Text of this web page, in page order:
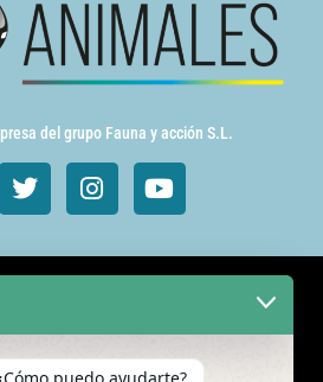
del grupo Fauna y acción S.L.
de cine y TV